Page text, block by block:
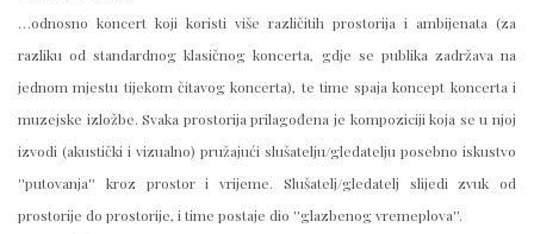
…odnosno koncert koji koristi više različitih prostorija i ambijenata (za
razliku od standardnog klasičnog koncerta, gdje se publika zadržava na
jednom mjestu tijekom čitavog koncerta), te time spaja koncept koncerta i
muzejske izložbe. Svaka prostorija prilagođena je kompoziciji koja se u njoj
izvodi (akustički i vizualno) pružajući slušatelju/gledatelju posebno iskustvo
''putovanja'' kroz prostor i vrijeme. Slušatelj/gledatelj slijedi zvuk od
prostorije do prostorije, i time postaje dio ''glazbenog vremeplova''.